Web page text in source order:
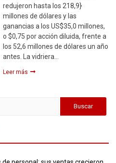
redujeron hasta los 218,9}
millones de dólares y las
ganancias a los US$35,0 millones,
o $0,75 por acción diluida, frente a
los 52,6 millones de dólares un año
antes. La vidriera…
Leer más